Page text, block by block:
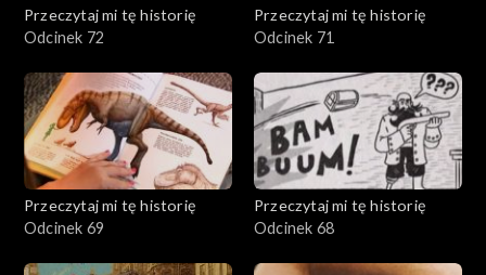
Przeczytaj mi tę historię
Odcinek 72
Przeczytaj mi tę historię
Odcinek 71
Przeczytaj mi tę historię
Odcinek 69
Przeczytaj mi tę historię
Odcinek 68